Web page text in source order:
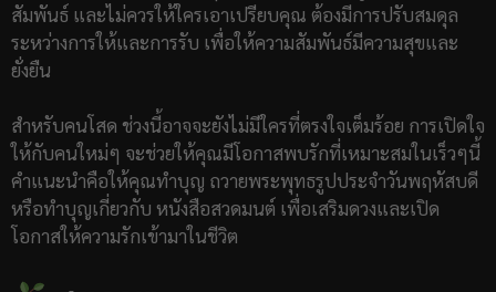
สัมพันธ์ และไม่ควรให้ใครเอาเปรียบคุณ ต้องมีการปรับสมดุล
ระหว่างการให้และการรับ เพื่อให้ความสัมพันธ์มีความสุขและ
ยั่งยืน
สำหรับคนโสด ช่วงนี้อาจจะยังไม่มีใครที่ตรงใจเต็มร้อย การเปิดใจ
ให้กับคนใหม่ๆ จะช่วยให้คุณมีโอกาสพบรักที่เหมาะสมในเร็วๆนี้
คำแนะนำคือให้คุณทำบุญ ถวายพระพุทธรูปประจำวันพฤหัสบดี
หรือทำบุญเกี่ยวกับ หนังสือสวดมนต์ เพื่อเสริมดวงและเปิด
โอกาสให้ความรักเข้ามาในชีวิต